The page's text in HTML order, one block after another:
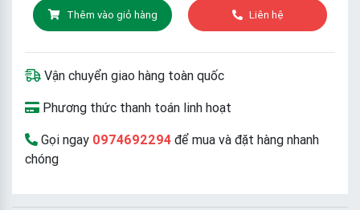
Thêm vào giỏ hàng Liên hệ
Vận chuyển giao hàng toàn quốc
Phương thức thanh toán linh hoạt
Gọi ngay 0974692294 để mua và đặt hàng nhanh
chóng